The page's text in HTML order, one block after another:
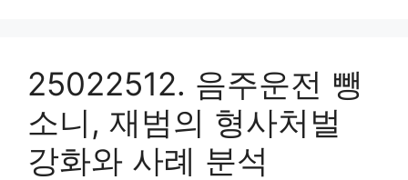
25022512. 음주운전 뺑
소니, 재범의 형사처벌
강화와 사례 분석